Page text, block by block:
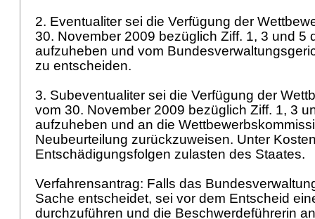
2. Eventualiter sei die Verfügung der
30. November 2009 bezüglich Ziff. 1, 3 und 5
aufzuheben und vom
zu entscheiden.
3. Subeventualiter sei die Verfügung der
vom 30. November 2009 bezüglich Ziff. 1, 3
aufzuheben und an die
Neubeurteilung zurückzuweisen. Unter
Entschädigungsfolgen zulasten des Staates.
Verfahrensantrag: Falls das
Sache entscheidet, sei vor dem Entscheid
durchzuführen und die Beschwerdeführerin